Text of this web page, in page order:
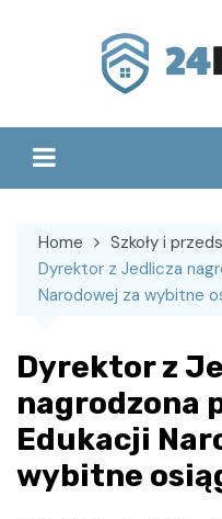
Home
Szkoły i
Dyrektor z Jedlicza
Narodowej za wybitne
Dyrektor z
nagrodzona
Edukacji
wybitne